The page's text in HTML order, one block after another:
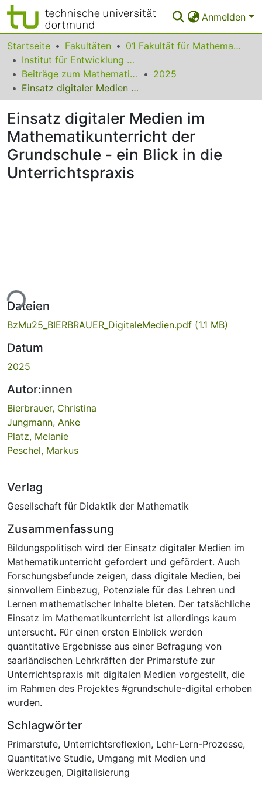
Anmelden
Bereiche & Sammlungen
Das gesamte Repositorium
Statistiken
FAQ
Leitlinien
Zurück zur Startseite
Startseite Fakultäten
01 Fakultät für Mathematik
Institut für Entwicklung und Erforschung des Mathematikunterrichts
Beiträge zum Mathematikunterricht
2025
Einsatz digitaler Medien im Mathematikunterricht der Grundschule - ein Blick in die Unterrichtspraxis
Einsatz digitaler Medien im
Mathematikunterricht der
Grundschule - ein Blick in die
Unterrichtspraxis
Dateien
BzMu25_BIERBRAUER_DigitaleMedien.pdf (1.1 MB)
Datum
2025
Autor:innen
Bierbrauer, Christina
Jungmann, Anke
Platz, Melanie
Peschel, Markus
Verlag
Gesellschaft für Didaktik der Mathematik
Zusammenfassung
Bildungspolitisch wird der Einsatz digitaler Medien im
Mathematikunterricht gefordert und gefördert. Auch
Forschungsbefunde zeigen, dass digitale Medien, bei
sinnvollem Einbezug, Potenziale für das Lehren und
Lernen mathematischer Inhalte bieten. Der tatsächliche
Einsatz im Mathematikunterricht ist allerdings kaum
untersucht. Für einen ersten Einblick werden
quantitative Ergebnisse aus einer Befragung von
saarländischen Lehrkräften der Primarstufe zur
Unterrichtspraxis mit digitalen Medien vorgestellt, die
im Rahmen des Projektes #grundschule-digital erhoben
wurden.
Schlagwörter
Primarstufe, Unterrichtsreflexion, Lehr-Lern-Prozesse,
Quantitative Studie, Umgang mit Medien und
Werkzeugen, Digitalisierung